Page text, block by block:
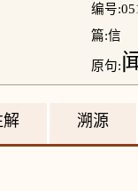
编号
篇:信
原句:
解 溯源